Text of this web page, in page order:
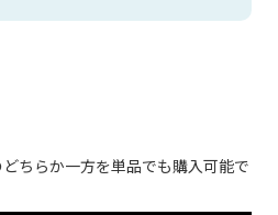
ちらか一方を単品でも購入可能で